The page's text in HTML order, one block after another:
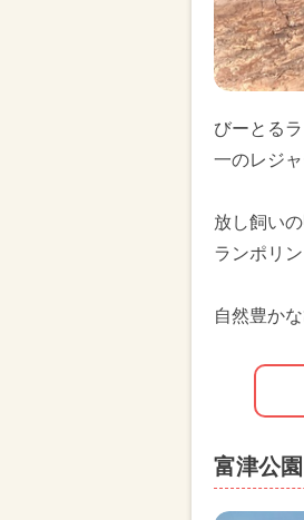
びーとる
一のレジ
放し飼い
ランポリ
自然豊か
富津公園